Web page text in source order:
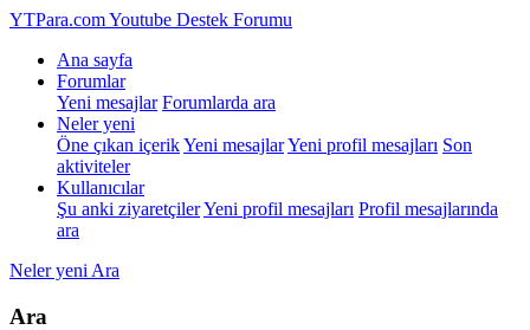
YTPara.comYoutube Destek Forumu
Ana sayfa
Forumlar
Yeni mesajlar Forumlarda ara
Neler yeni
Öne çıkan içerikYeni mesajlarYeni profil mesajları Son
aktiviteler
Kullanıcılar
Şu anki ziyaretçilerYeni profil mesajları Profil mesajlarında
ara
Neler yeni Ara
Ara